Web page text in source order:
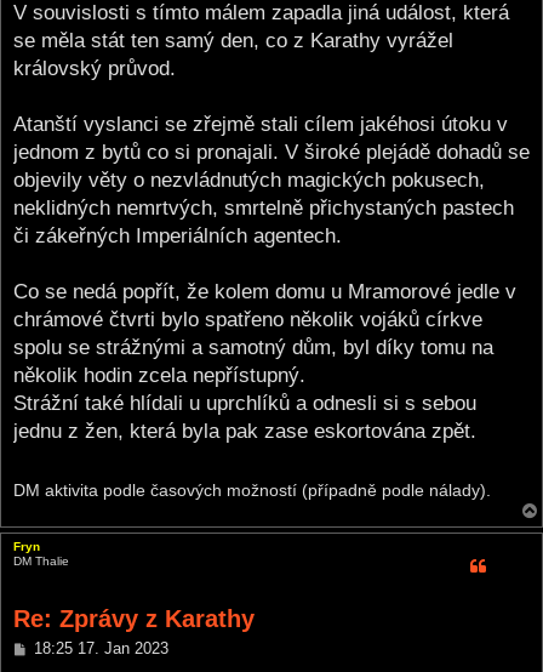
V souvislosti s tímto málem zapadla jiná událost, která
se měla stát ten samý den, co z Karathy vyrážel
královský průvod.
Atanští vyslanci se zřejmě stali cílem jakéhosi útoku v
jednom z bytů co si pronajali. V široké plejádě dohadů se
objevily věty o nezvládnutých magických pokusech,
neklidných nemrtvých, smrtelně přichystaných pastech
či zákeřných Imperiálních agentech.
Co se nedá popřít, že kolem domu u Mramorové jedle v
chrámové čtvrti bylo spatřeno několik vojáků církve
spolu se strážnými a samotný dům, byl díky tomu na
několik hodin zcela nepřístupný.
Strážní také hlídali u uprchlíků a odnesli si s sebou
jednu z žen, která byla pak zase eskortována zpět.
DM aktivita podle časových možností (případně podle nálady).
Fryn
DM Thalie
Re: Zprávy z Karathy
P18:25 17. Jan 2023